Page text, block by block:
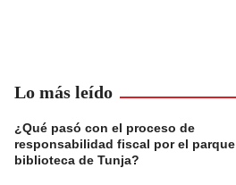
Lo más leído
¿Qué pasó con el proceso de
responsabilidad fiscal por el parque
biblioteca de Tunja?